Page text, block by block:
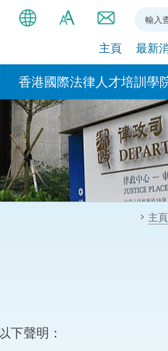
简
EN
Bahasa Indonesia (印尼
हिन्दी (印度語)
नेपाली (尼泊爾語)
Tiếng Việt (越南語)
A
A
主頁 最新
構在香港設立辦事
香港國際法律人才培訓學
我們的學院
我們的專家委員會
我們的辦公室
我們的培訓課程和能力建
主頁
下聲明：